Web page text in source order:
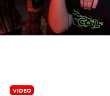
VIDEO